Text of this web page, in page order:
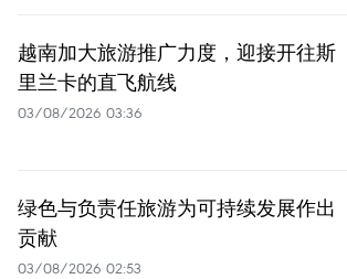
越南加大旅游推广力度，迎接开往斯
里兰卡的直飞航线
03/08/2026 03:36
绿色与负责任旅游为可持续发展作出
贡献
03/08/2026 02:53